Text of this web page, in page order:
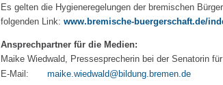
Es gelten die Hygieneregelungen der bremischen
folgenden Link: www.bremische-buergerschaft.de/
Ansprechpartner für die Medien:
Maike Wiedwald, Pressesprecherin bei der Senatorin
E-Mail:
maike.wiedwald@bildung.bremen.de